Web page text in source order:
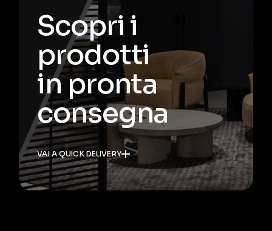
Scopri i
prodotti
in pronta
consegna
VAI A QUICK DELIVERY